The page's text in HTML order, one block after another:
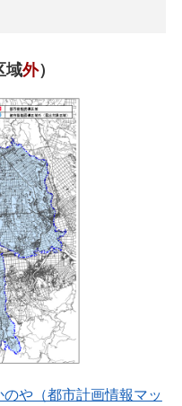
域外）
のや（都市計画情報マッ